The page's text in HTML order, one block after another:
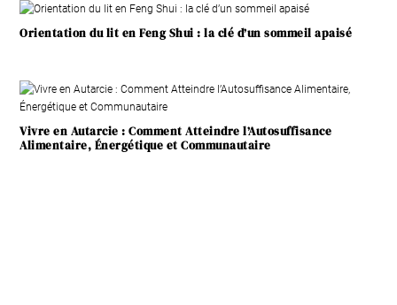
Orientation du lit en Feng Shui : la clé d’un sommeil apaisé
Vivre en Autarcie : Comment Atteindre l’Autosuffisance
Alimentaire, Énergétique et Communautaire